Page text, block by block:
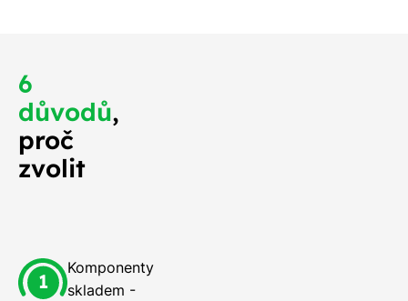
6
důvodů,
proč
zvolit
Komponenty
skladem -